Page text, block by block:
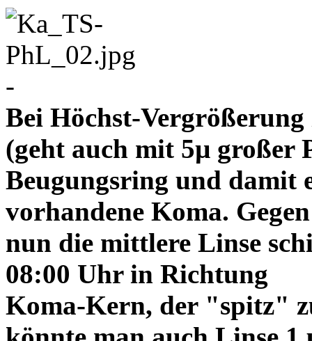
-
Bei Höchst-
(geht auch mit 5µ großer
Beugungsring und damit
vorhandene Koma.
nun die mittlere Linse
08:00 Uhr in Richtung
Koma-Kern, der "spitz"